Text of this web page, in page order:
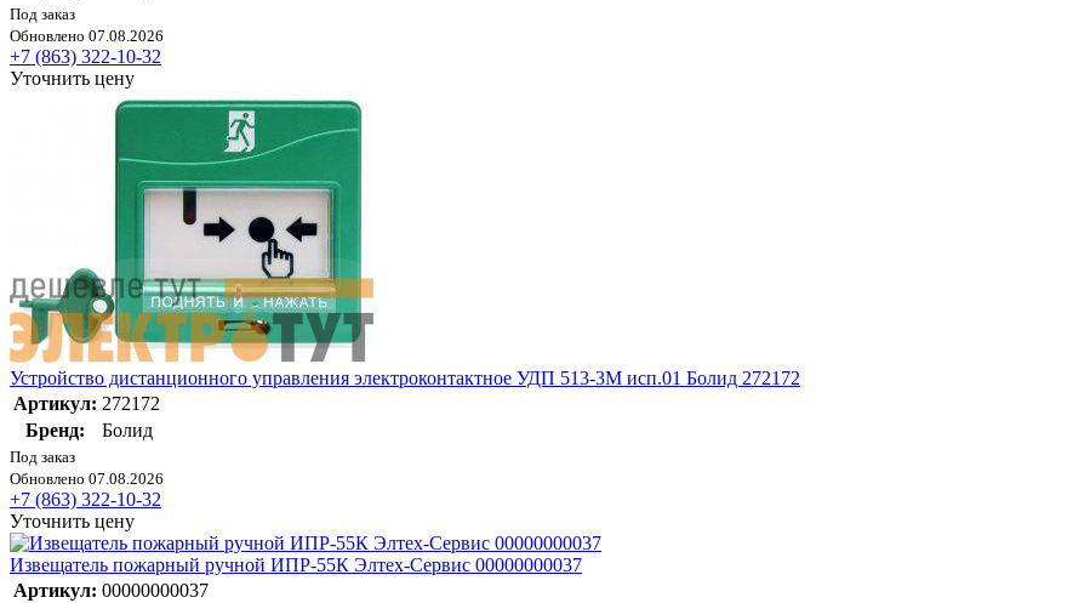
Под заказ
Обновлено 07.08.2026
+7 (863) 322-10-32
Уточнить цену
Устройство дистанционного управления электроконтактное УДП 513-3М исп.01 Болид 272172
Артикул: 272172
Бренд:
Болид
Под заказ
Обновлено 07.08.2026
+7 (863) 322-10-32
Уточнить цену
Извещатель пожарный ручной ИПР-55К Элтех-Сервис 00000000037
Артикул: 00000000037